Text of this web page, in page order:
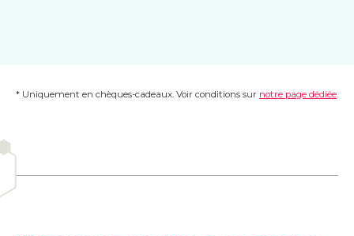
* Uniquement en chèques-cadeaux. Voir conditions sur notre page dédiée